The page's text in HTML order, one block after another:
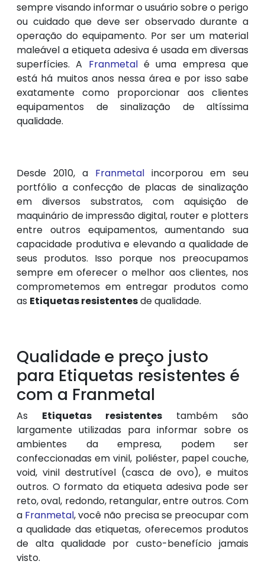
sempre visando informar o usuário sobre o perigo
ou cuidado que deve ser observado durante a
operação do equipamento. Por ser um material
maleável a etiqueta adesiva é usada em diversas
superfícies. A Franmetalé uma empresa que
está há muitos anos nessa área e por isso sabe
exatamente como proporcionar aos clientes
equipamentos de sinalização de altíssima
qualidade.
Desde 2010, a Franmetal incorporou em seu
portfólio a confecção de placas de sinalização
em diversos substratos, com aquisição de
maquinário de impressão digital, router e plotters
entre outros equipamentos, aumentando sua
capacidade produtiva e elevando a qualidade de
seus produtos. Isso porque nos preocupamos
sempre em oferecer o melhor aos clientes, nos
comprometemos em entregar produtos como
as Etiquetas resistentesde qualidade.
Qualidade e preço justo
para Etiquetas resistentes é
com a Franmetal
As Etiquetas resistentes também são
largamente utilizadas para informar sobre os
ambientes da empresa, podem ser
confeccionadas em vinil, poliéster, papel couche,
void, vinil destrutível (casca de ovo), e muitos
outros. O formato da etiqueta adesiva pode ser
reto, oval, redondo, retangular, entre outros. Com
a Franmetal, você não precisa se preocupar com
a qualidade das etiquetas, oferecemos produtos
de alta qualidade por custo-benefício jamais
visto.